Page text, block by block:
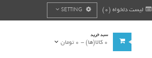
لیست دلخواه (0) SETTING
سبد خرید
0 کالا(ها) - 0 تومان